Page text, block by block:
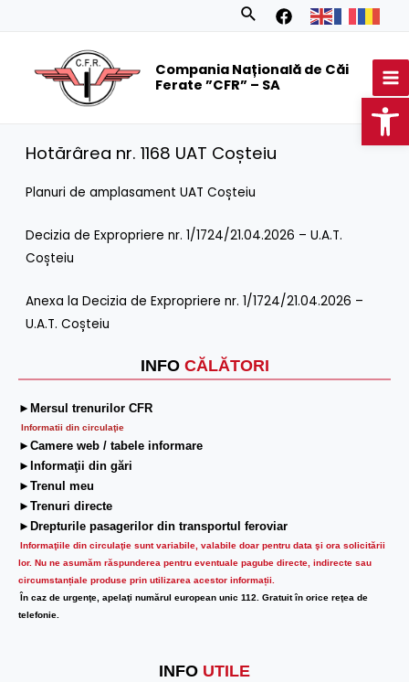
Search
Compania Națională de Căi
Ferate ”CFR” – SA
INFO CĂLĂTORI
►Mersul trenurilor CFR
Informatii din circulaţie
►Camere web / tabele informare
►Informaţii din gări
►Trenul meu
►Trenuri directe
►Drepturile pasagerilor din transportul feroviar
Informaţiile din circulaţie sunt variabile, valabile doar pentru data şi ora solicitării
lor. Nu ne asumăm răspunderea pentru eventuale pagube directe, indirecte sau
circumstanțiale produse prin utilizarea acestor informații.
În caz de urgenţe, apelaţi numărul european unic 112. Gratuit în orice reţea de
telefonie.
INFO UTILE
Hotărârea nr. 1168 UAT Coșteiu
Planuri de amplasament UAT Coșteiu
Decizia de Expropriere nr. 1/1724/21.04.2026 – U.A.T.
Coșteiu
Anexa la Decizia de Expropriere nr. 1/1724/21.04.2026 –
U.A.T. Coșteiu